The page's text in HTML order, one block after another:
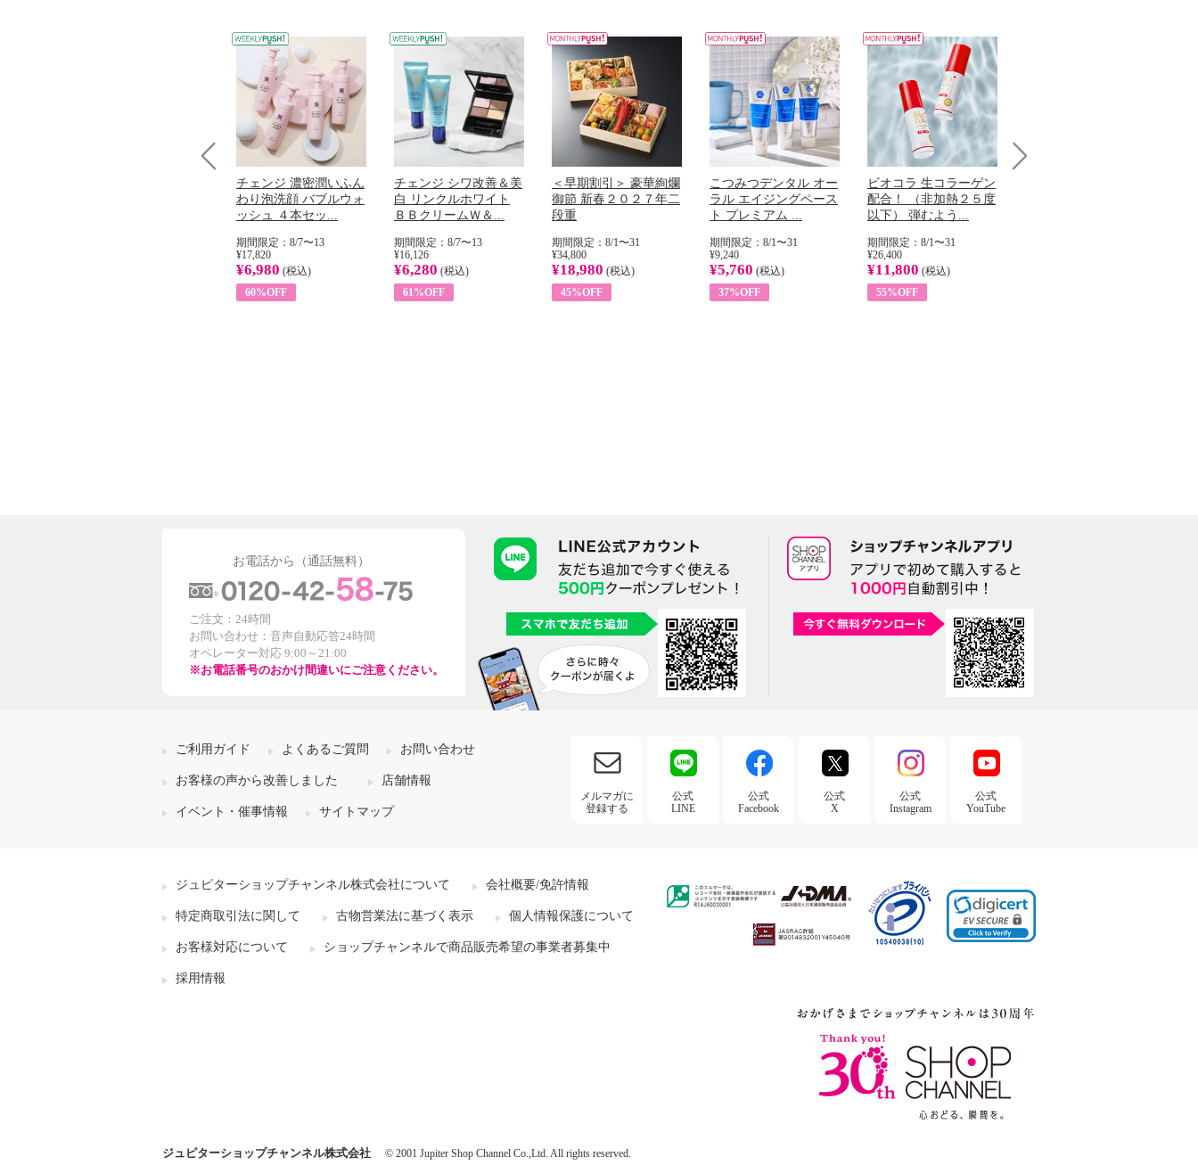
チェンジ 濃密潤いふん
わり泡洗顔 バブルウォ
ッシュ ４本セッ...
期間限定：8/7〜13
¥17,820
¥6,980 (税込)
60%OFF
チェンジ シワ改善＆美
白 リンクルホワイト
ＢＢクリームＷ＆...
期間限定：8/7〜13
¥16,126
¥6,280 (税込)
61%OFF
＜早期割引＞ 豪華絢爛
御節 新春２０２７年二
段重
期間限定：8/1〜31
¥34,800
¥18,980 (税込)
45%OFF
こつみつデンタル オー
ラル エイジングペース
ト プレミアム ...
期間限定：8/1〜31
¥9,240
¥5,760 (税込)
37%OFF
ビオコラ 生コラーゲン
配合！ （非加熱２５度
以下） 弾むよう...
期間限定：8/1〜31
¥26,400
¥11,800 (税込)
55%OFF
お電話から（通話無料）
ご注文：24時間
お問い合わせ：音声自動応答24時間
オペレーター対応 9:00～21:00
※お電話番号のおかけ間違いにご注意ください。
ご利用ガイド よくあるご質問 お問い合わせ
お客様の声から改善しました 店舗情報
イベント・催事情報 サイトマップ
メルマガに
登録する
公式
LINE
公式
Facebook
公式
X
公式
Instagram
公式
YouTube
ジュピターショップチャンネル株式会社について 会社概要/免許情報
特定商取引法に関して 古物営業法に基づく表示 個人情報保護について
お客様対応について ショップチャンネルで商品販売希望の事業者募集中
採用情報
ジュピターショップチャンネル株式会社 © 2001 Jupiter Shop Channel Co.,Ltd. All rights reserved.